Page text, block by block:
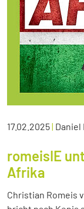
17.02.2025| Daniel
romeisIE
Afrika
Christian Romeis